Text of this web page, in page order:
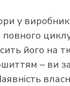
у
повного
його на
– ви